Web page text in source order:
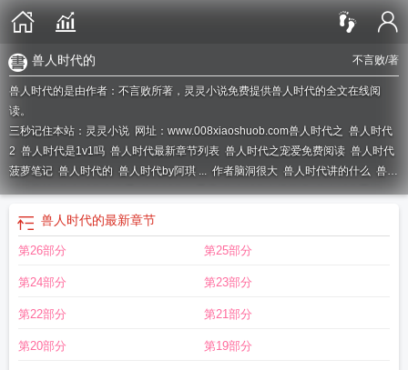
不言败/著
兽人时代的
兽人时代的是由作者：不言败所著，灵灵小说免费提供兽人时代的全文在线阅
读。
三秒记住本站：灵灵小说 网址：www.008xiaoshuob.com兽人时代之 兽人时代
2 兽人时代是1v1吗 兽人时代最新章节列表 兽人时代之宠爱免费阅读 兽人时代
菠萝笔记 兽人时代的 兽人时代by阿琪 ... 作者脑洞很大 兽人时代讲的什么 兽人
时代完结兽人时代之宠爱兽人时代好看吗兽人时代在线阅读兽人时代晋江
兽人时代微盘 兽人时代剧透
兽人时代的最新章节
第26部分 第25部分
第24部分 第23部分
第22部分 第21部分
第20部分 第19部分